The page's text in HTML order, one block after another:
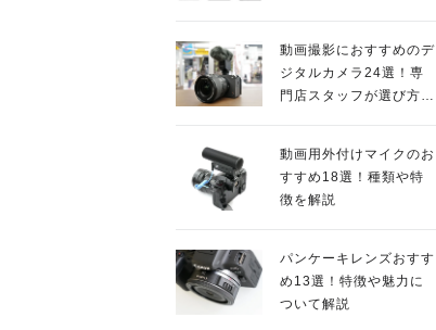
動画撮影におすすめのデ
ジタルカメラ24選！専
門店スタッフが選び方の
動画用外付けマイクのお
すすめ18選！種類や特
徴を解説
パンケーキレンズおすす
め13選！特徴や魅力に
ついて解説